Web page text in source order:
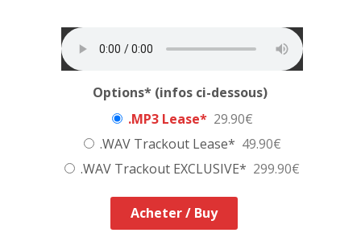
Options* (infos ci-dessous)
.MP3 Lease* 29.90€
.WAV Trackout Lease* 49.90€
.WAV Trackout EXCLUSIVE* 299.90€
Acheter / Buy